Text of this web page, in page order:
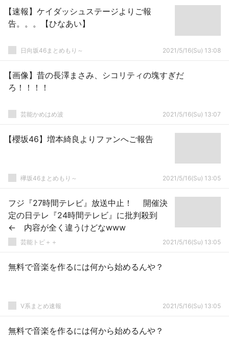
【速報】ケイダッシュステージよりご報
告。。。【ひなあい】
日向坂46まとめもり～ 2021/5/16(Su) 13:08
【画像】昔の長澤まさみ、シコリティの塊すぎだ
ろ！！！！
芸能かめはめ波 2021/5/16(Su) 13:07
【櫻坂46】増本綺良よりファンへご報告
欅坂46まとめもり～ 2021/5/16(Su) 13:05
フジ『27時間テレビ』放送中止！ 開催決
定の日テレ『24時間テレビ』に批判殺到
← 内容が全く違うけどなwww
芸能トピ＋＋ 2021/5/16(Su) 13:05
無料で音楽を作るには何から始めるんや？
V系まとめ速報 2021/5/16(Su) 13:05
無料で音楽を作るには何から始めるんや？